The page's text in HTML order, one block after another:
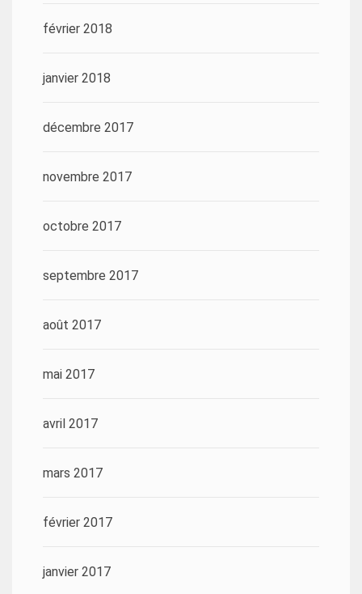
février 2018
janvier 2018
décembre 2017
novembre 2017
octobre 2017
septembre 2017
août 2017
mai 2017
avril 2017
mars 2017
février 2017
janvier 2017